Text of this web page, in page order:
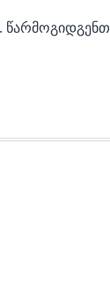
წარმოგიდგენთ